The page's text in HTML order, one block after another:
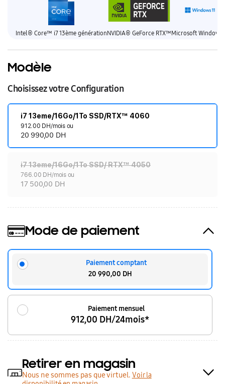
Intel® Core™ i7 13ème génération NVIDIA® GeForce RTX™ Microsoft Windows
Modèle
Choisissez votre Configuration
i7 13eme/16Go/1To SSD/RTX™ 4060
912.00 DH/mois ou
20 990,00 DH
i7 13eme/16Go/1To SSD/ RTX™ 4050
766.00 DH/mois ou
17 500,00 DH
Mode de paiement
Paiement comptant
20 990,00 DH
Paiement mensuel
912,00 DH/24mois*
Retirer en magasin
Nous ne sommes pas que virtuel. Voir la